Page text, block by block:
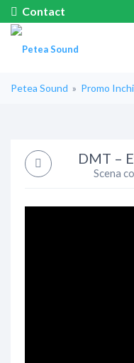
Contact
Petea Sound » Promo
DMT –
Scena